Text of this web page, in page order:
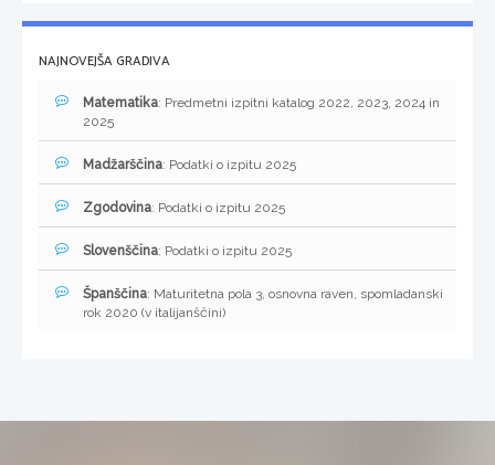
NAJNOVEJŠA GRADIVA
Matematika: Predmetni izpitni katalog 2022, 2023, 2024 in
2025
Madžarščina: Podatki o izpitu 2025
Zgodovina: Podatki o izpitu 2025
Slovenščina: Podatki o izpitu 2025
Španščina: Maturitetna pola 3, osnovna raven, spomladanski
rok 2020 (v italijanščini)